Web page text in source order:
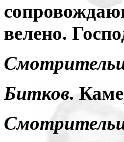
велено.
Битков.